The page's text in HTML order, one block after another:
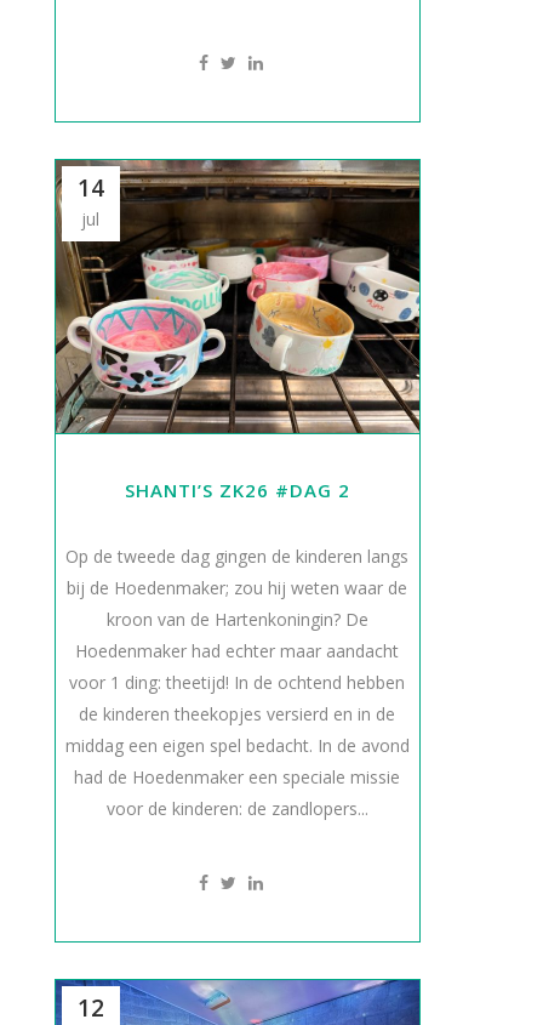
14
jul
SHANTI’S ZK26 #DAG 2
Op de tweede dag gingen de kinderen langs
bij de Hoedenmaker; zou hij weten waar de
kroon van de Hartenkoningin? De
Hoedenmaker had echter maar aandacht
voor 1 ding: theetijd! In de ochtend hebben
de kinderen theekopjes versierd en in de
middag een eigen spel bedacht. In de avond
had de Hoedenmaker een speciale missie
voor de kinderen: de zandlopers...
12